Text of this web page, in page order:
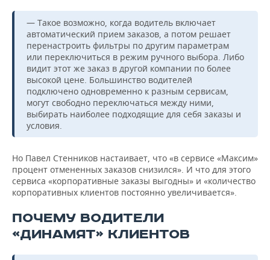
— Такое возможно, когда водитель включает
автоматический прием заказов, а потом решает
перенастроить фильтры по другим параметрам
или переключиться в режим ручного выбора. Либо
видит этот же заказ в другой компании по более
высокой цене. Большинство водителей
подключено одновременно к разным сервисам,
могут свободно переключаться между ними,
выбирать наиболее подходящие для себя заказы и
условия.
Но Павел Стенников настаивает, что «в сервисе «Максим»
процент отмененных заказов снизился». И что для этого
сервиса «корпоративные заказы выгодны» и «количество
корпоративных клиентов постоянно увеличивается».
ПОЧЕМУ ВОДИТЕЛИ
«ДИНАМЯТ» КЛИЕНТОВ